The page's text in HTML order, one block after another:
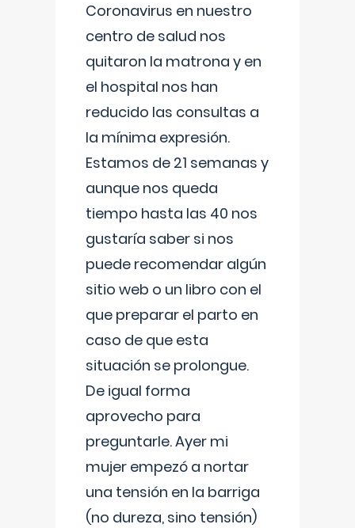
Coronavirus en nuestro
centro de salud nos
quitaron la matrona y en
el hospital nos han
reducido las consultas a
la mínima expresión.
Estamos de 21 semanas y
aunque nos queda
tiempo hasta las 40 nos
gustaría saber si nos
puede recomendar algún
sitio web o un libro con el
que preparar el parto en
caso de que esta
situación se prolongue.
De igual forma
aprovecho para
preguntarle. Ayer mi
mujer empezó a nortar
una tensión en la barriga
(no dureza, sino tensión)